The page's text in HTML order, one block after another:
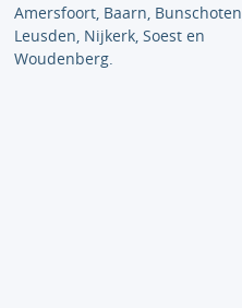
Amersfoort, Baarn, Bunschoten,
Leusden, Nijkerk, Soest en
Woudenberg.